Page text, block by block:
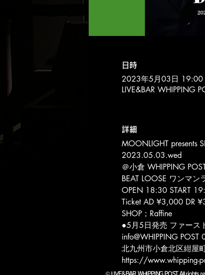
日時
2023年5月03日 19:00
LIVE&BAR WHIPPING
詳細
MOONLIGHT presents
2023.05.03.wed
＠小倉 WHIPPING
BEAT LOOSE ワンマン
OPEN 18:30 START
Ticket AD ¥3,000 DR
SHOP；Raffine
●5月5日発売 ファース
info@WHIPPING
北九州市小倉北区紺屋
https://www.whipping-
© LIVE&BAR WHIPPING POST All